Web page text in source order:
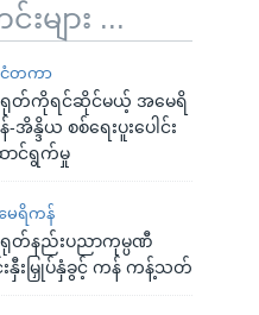
ျား ...
ငံတကာ
တ်ကိုရင်ဆိုင်မယ့် အမေရိ
အိန္ဒိယ စစ်ရေးပူးပေါင်း
ာင်ရွက်မှု
ေရိကန်
တ်နည်းပညာကုမ္ပဏီ
းနှီးမြှုပ်နှံခွင့် ကန် ကန့်သတ်